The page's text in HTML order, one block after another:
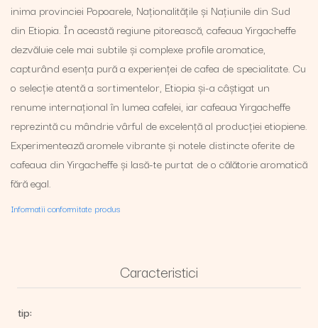
inima provinciei Popoarele, Naționalitățile și Națiunile din Sud
din Etiopia. În această regiune pitorească, cafeaua Yirgacheffe
dezvăluie cele mai subtile și complexe profile aromatice,
capturând esența pură a experienței de cafea de specialitate. Cu
o selecție atentă a sortimentelor, Etiopia și-a câștigat un
renume internațional în lumea cafelei, iar cafeaua Yirgacheffe
reprezintă cu mândrie vârful de excelență al producției etiopiene.
Experimentează aromele vibrante și notele distincte oferite de
cafeaua din Yirgacheffe și lasă-te purtat de o călătorie aromatică
fără egal.
Informatii conformitate produs
Caracteristici
tip: